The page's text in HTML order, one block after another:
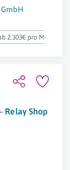
2.303€ pro Monat
Shop